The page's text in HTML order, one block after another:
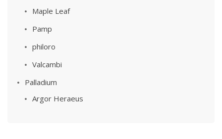
Maple Leaf
Pamp
philoro
Valcambi
Palladium
Argor Heraeus